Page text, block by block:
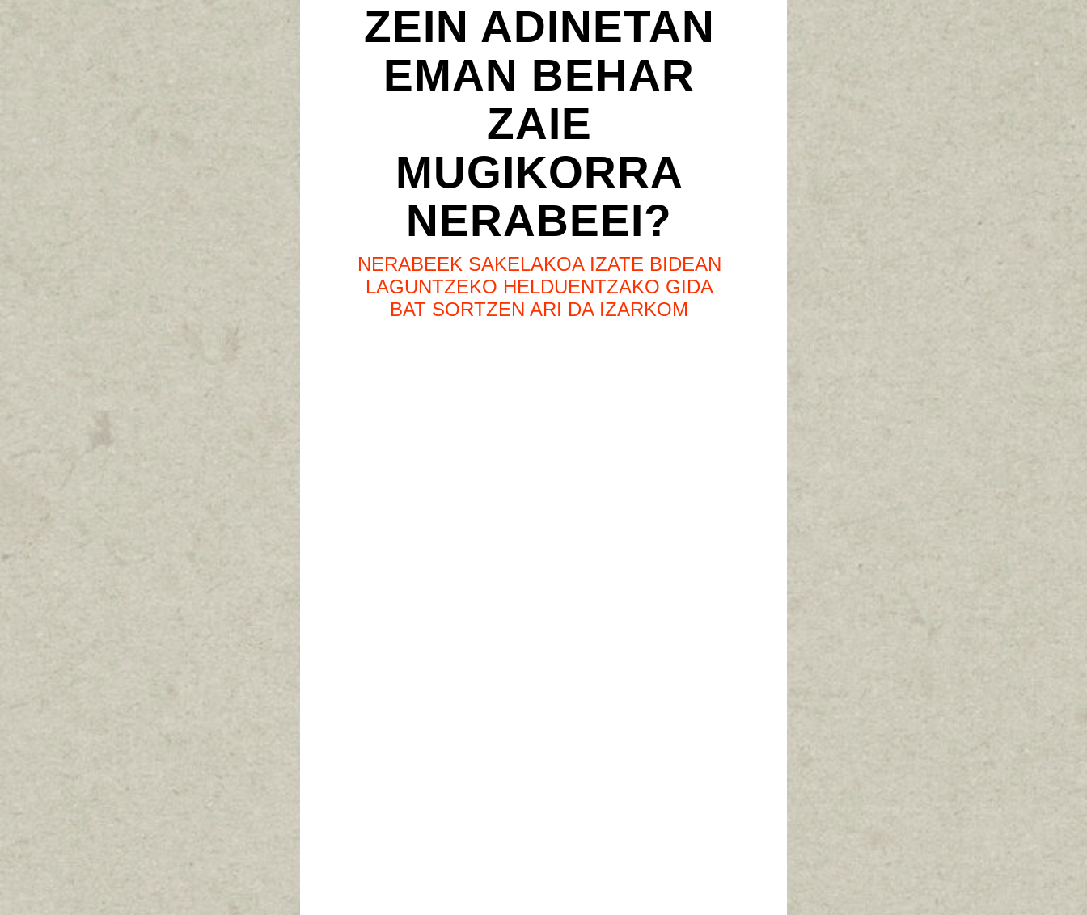
ZEIN ADINETAN
EMAN BEHAR
ZAIE
MUGIKORRA
NERABEEI?
NERABEEK SAKELAKOA IZATE BIDEAN
LAGUNTZEKO HELDUENTZAKO GIDA
BAT SORTZEN ARI DA IZARKOM